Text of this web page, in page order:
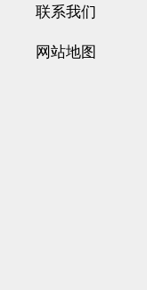
联系我们
网站地图